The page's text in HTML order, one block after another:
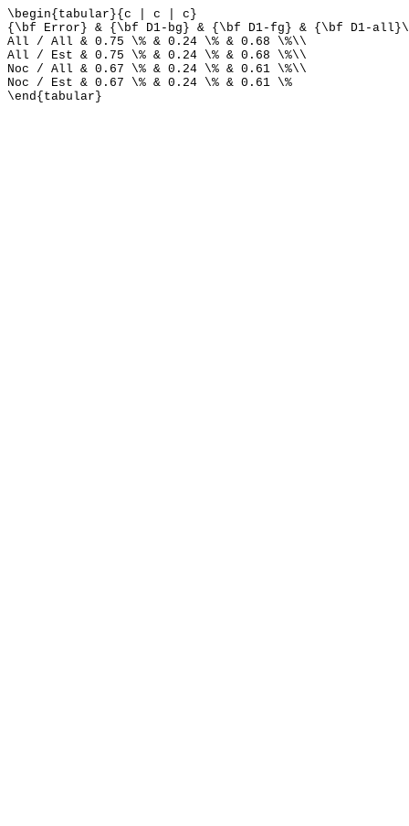
\begin{tabular}{c | c | c}
{\bf Error} & {\bf D1-bg} & {\bf D1-fg} & {\bf D1-
All / All & 0.75 \% & 0.24 \% & 0.68 \%\\
All / Est & 0.75 \% & 0.24 \% & 0.68 \%\\
Noc / All & 0.67 \% & 0.24 \% & 0.61 \%\\
Noc / Est & 0.67 \% & 0.24 \% & 0.61 \%
\end{tabular}